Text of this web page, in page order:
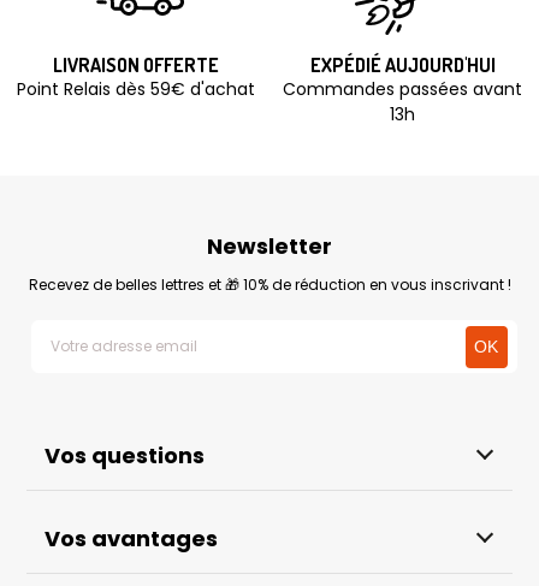
LIVRAISON OFFERTE
Point Relais dès 59€ d'achat
EXPÉDIÉ AUJOURD'HUI
Commandes passées avant
13h
Vos questions
Vos avantages
Newsletter
Recevez de belles lettres et 🎁 10% de réduction en vous inscrivant !